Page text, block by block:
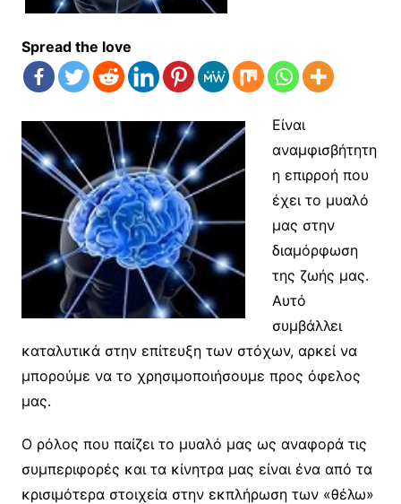
Spread the love
Είναι
αναμφισβήτητη
η επιρροή που
έχει το μυαλό
μας στην
διαμόρφωση
της ζωής μας.
Αυτό
συμβάλλει
καταλυτικά στην επίτευξη των στόχων, αρκεί να
μπορούμε να το χρησιμοποιήσουμε προς όφελος
μας.
Ο ρόλος που παίζει το μυαλό μας ως αναφορά τις
συμπεριφορές και τα κίνητρα μας είναι ένα από τα
κρισιμότερα στοιχεία στην εκπλήρωση των «θέλω»